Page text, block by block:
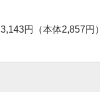
3,143円（本体2,857円）